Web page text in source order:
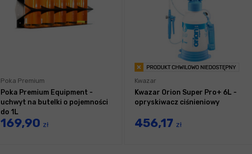
Poka Premium
Poka Premium Equipment -
uchwyt na butelki o pojemności
do 1L
169,90 zł
Kwazar
Kwazar Orion Super Pro+ 6L -
opryskiwacz ciśnieniowy
456,17 zł